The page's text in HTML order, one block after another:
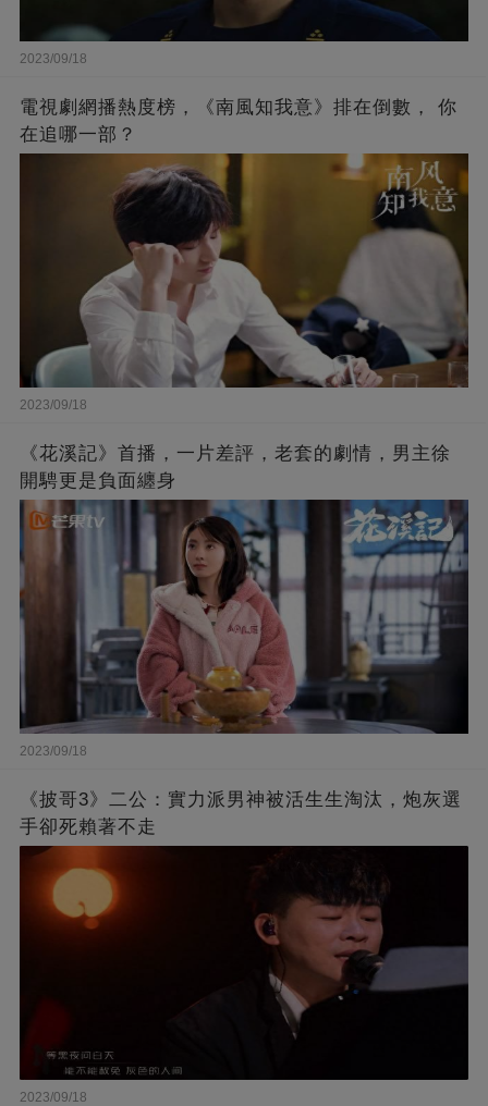
2023/09/18
電視劇網播熱度榜，《南風知我意》排在倒數， 你
在追哪一部？
2023/09/18
《花溪記》首播，一片差評，老套的劇情，男主徐
開騁更是負面纏身
2023/09/18
《披哥3》二公：實力派男神被活生生淘汰，炮灰選
手卻死賴著不走
2023/09/18